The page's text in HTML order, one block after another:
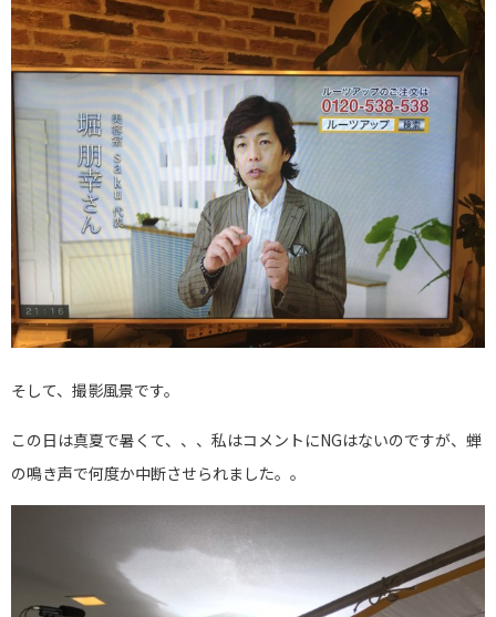
そして、撮影風景です。
この日は真夏で暑くて、、、私はコメントにNGはないのですが、蝉
の鳴き声で何度か中断させられました。。